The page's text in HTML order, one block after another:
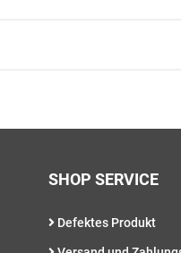
SHOP SERVICE
Defektes Produkt